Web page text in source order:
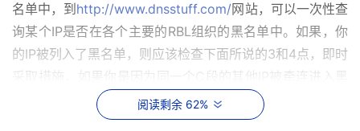
名单中，到 http://www.dnsstuff.com/网站，可以一次性查
询某个IP是否在各个主要的RBL组织的黑名单中。如果，你
的IP被列入了黑名单，则应该检查下面所说的3和4点，即时
采取措施，如果你是因为同一个C段的其他IP被牵连进入黑
名单，则应该把这个问题向你的ISP（IDC机房）反映，要
求他们采取行动清理垃圾源并且及时与RBL组织交涉。
阅读剩余 62%